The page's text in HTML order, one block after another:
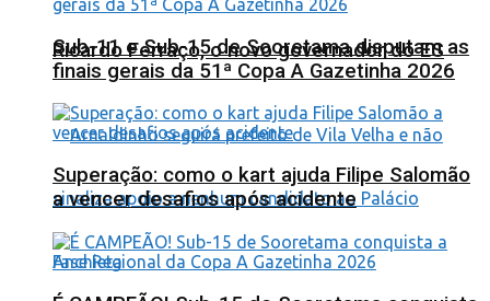
Ricardo Ferraço, o novo governador do ES
Sub-11 e Sub-15 de Sooretama disputam as
finais gerais da 51ª Copa A Gazetinha 2026
Superação: como o kart ajuda Filipe Salomão
a vencer desafios após acidente